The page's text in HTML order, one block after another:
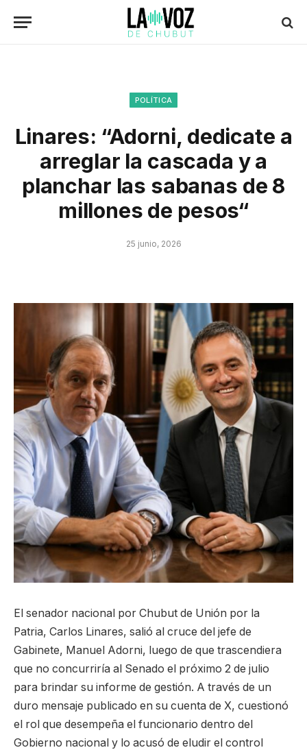
POLÍTICA
Linares: “Adorni, dedicate a
arreglar la cascada y a
planchar las sabanas de 8
millones de pesos“
25 junio, 2026
El senador nacional por Chubut de Unión por la
Patria, Carlos Linares, salió al cruce del jefe de
Gabinete, Manuel Adorni, luego de que trascendiera
que no concurriría al Senado el próximo 2 de julio
para brindar su informe de gestión. A través de un
duro mensaje publicado en su cuenta de X, cuestionó
el rol que desempeña el funcionario dentro del
Gobierno nacional y lo acusó de eludir el control